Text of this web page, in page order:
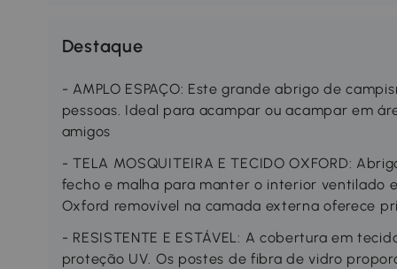
Destaque
- AMPLO ESPAÇO: Este grande abrigo de
pessoas. Ideal para acampar ou acampar em
amigos
- TELA MOSQUITEIRA E TECIDO OXFORD:
fecho e malha para manter o interior ventilado
Oxford removível na camada externa oferece
- RESISTENTE E ESTÁVEL: A cobertura em
proteção UV. Os postes de fibra de vidro